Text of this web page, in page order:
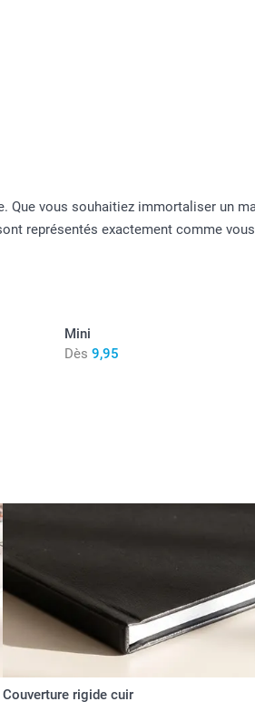
Que vous souhaitiez immortaliser un
représentés exactement comme
Mini
Dès 9,95
Couverture rigide cuir